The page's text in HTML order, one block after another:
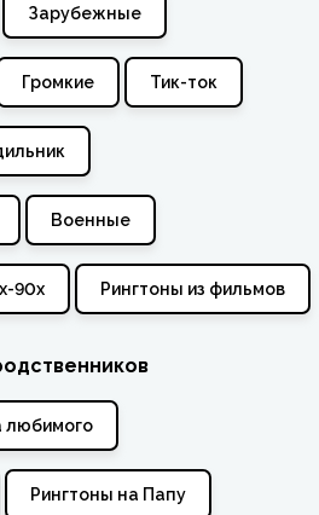
Зарубежные
Громкие Тик-ток
Военные
90х Рингтоны из фильмов
любимого
Рингтоны на Папу